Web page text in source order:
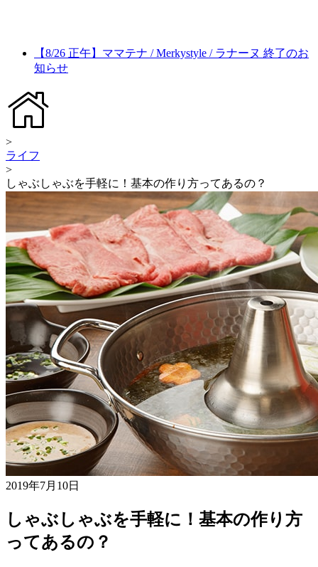
【8/26 正午】ママテナ / Merkystyle / ラナーヌ 終了のお
知らせ
>
ライフ
>
しゃぶしゃぶを手軽に！基本の作り方ってあるの？
2019年7月10日
しゃぶしゃぶを手軽に！基本の作り方
ってあるの？